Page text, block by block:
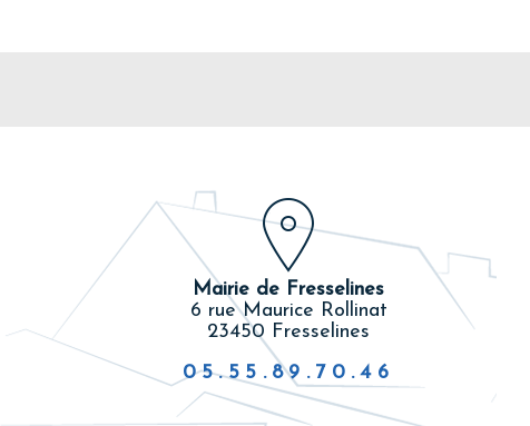
Mairie de Fresselines
6 rue Maurice Rollinat
23450 Fresselines
05.55.89.70.46